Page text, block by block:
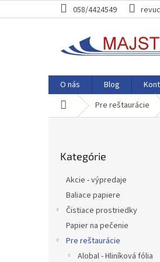
na
058/4424549
O nás Blog
DomovPre reštaurácie
kategórie
Kategórie
Akcie - výpredaje
Baliace papiere
Čistiace prostriedky
Papier na pečenie
Pre reštaurácie
Alobal - Hliníková fólia